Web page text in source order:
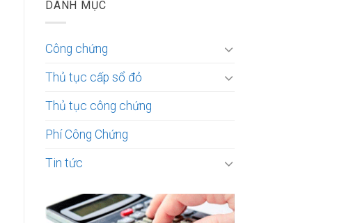
DANH MỤC
Công chứng
Thủ tục cấp sổ đỏ
Thủ tục công chứng
Phí Công Chứng
Tin tức